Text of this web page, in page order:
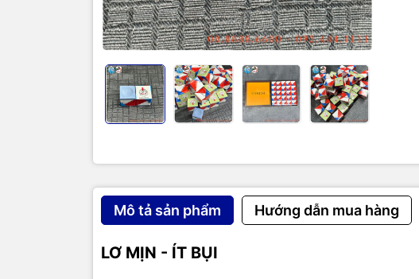
Mô tả sản phẩm Hướng dẫn mua hàng
LƠ MỊN - ÍT BỤI